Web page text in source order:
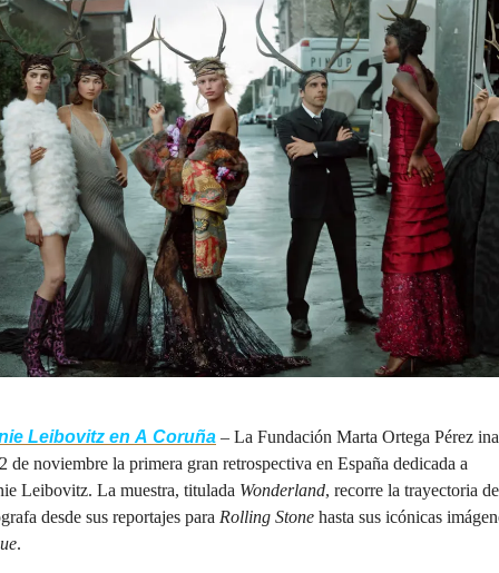
Leibovitz en A Coruña – La Fundación Marta Ortega Pérez
de noviembre la primera gran retrospectiva en España dedicada a
Leibovitz. La muestra, titulada Wonderland, recorre la trayectoria
desde sus reportajes para Rolling Stone
.